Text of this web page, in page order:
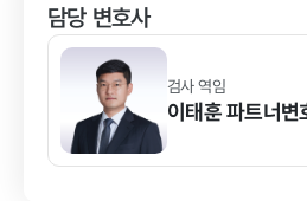
담당 변호사
검사 역임
이태훈파트너변